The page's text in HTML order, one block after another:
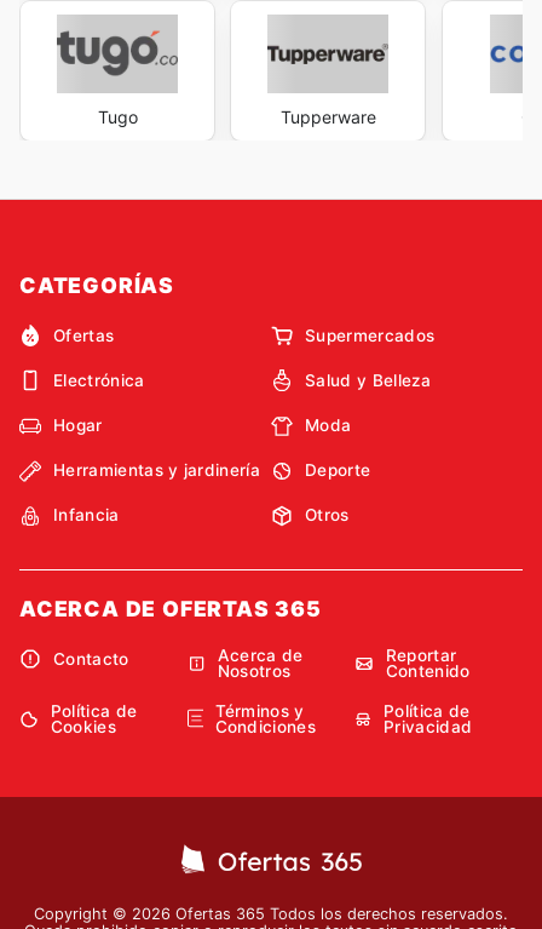
Tugo Tupperware
CATEGORÍAS
Ofertas Supermercados
Electrónica Salud y Belleza
Hogar Moda
Herramientas y jardinería Deporte
Infancia Otros
ACERCA DE OFERTAS 365
Contacto
Acerca de
Nosotros
Reportar
Contenido
Política de
Cookies
Términos y
Condiciones
Política de
Privacidad
Copyright © 2026 Ofertas 365 Todos los derechos reservados.